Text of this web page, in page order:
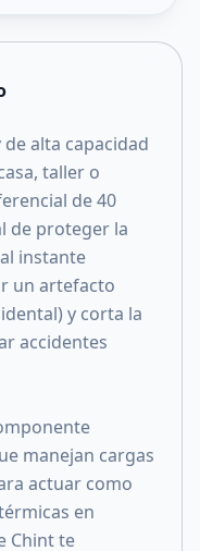
alta capacidad
taller o
de 40
de proteger la
instante
un artefacto
y corta la
accidentes
manejan cargas
actuar como
en
Chint te